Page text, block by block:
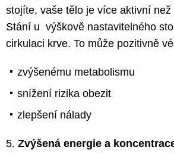
stojíte, vaše tělo je více aktivní
Stání u výškově nastavitelného
cirkulaci krve. To může pozitivně
zvýšenému metabolismu
snížení rizika obezit
zlepšení nálady
5. Zvýšená energie a